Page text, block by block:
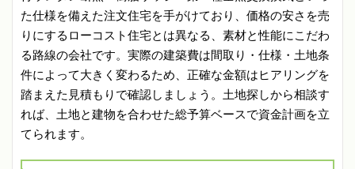
た仕様を備えた注文住宅を手がけており、価格の安さを売
りにするローコスト住宅とは異なる、素材と性能にこだわ
る路線の会社です。実際の建築費は間取り・仕様・土地条
件によって大きく変わるため、正確な金額はヒアリングを
踏まえた見積もりで確認しましょう。土地探しから相談す
れば、土地と建物を合わせた総予算ベースで資金計画を立
てられます。